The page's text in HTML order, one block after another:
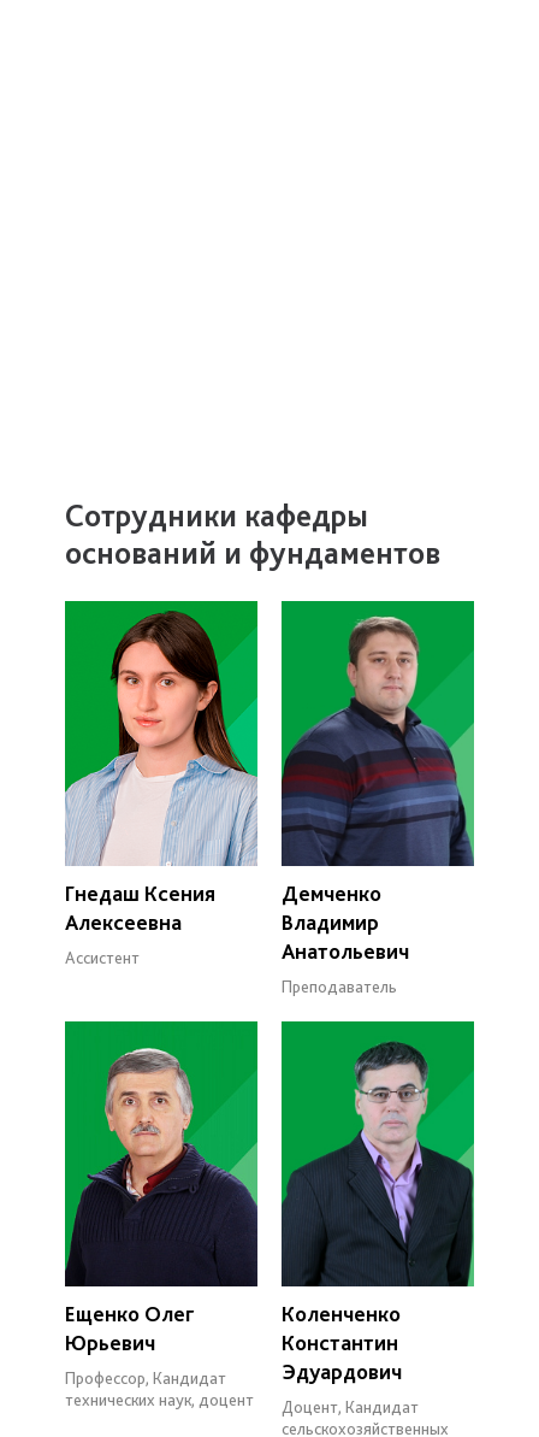
Сотрудники кафедры
оснований и фундаментов
Гнедаш Ксения
Алексеевна
Ассистент
Демченко
Владимир
Анатольевич
Преподаватель
Ещенко Олег
Юрьевич
Профессор, Кандидат
технических наук, доцент
Коленченко
Константин
Эдуардович
Доцент, Кандидат
сельскохозяйственных